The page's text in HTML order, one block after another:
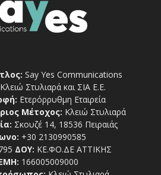
Say Yes Communications
Κλειώ Στυλιαρά και ΣΙΑ Ε.Ε.
Ετερόρρυθμη Εταιρεία
Μέτοχος: Κλειώ Στυλιαρά
Σκουζέ 14, 18536 Πειραιάς
+30 2130990585
ΔΟΥ: ΚΕ.ΦΟ.ΔΕ ΑΤΤΙΚΗΣ
166005009000